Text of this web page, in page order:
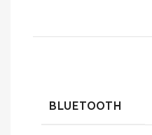
BLUETOOTH